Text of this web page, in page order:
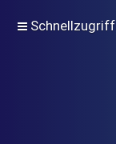
Schnellzugriff